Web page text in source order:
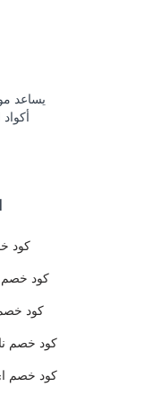
يساعد
كود
كود
كود
كود خصم
كود خصم